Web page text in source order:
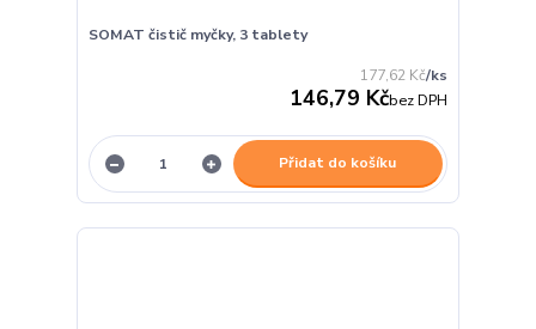
SOMAT čistič myčky, 3 tablety
177,62 Kč/ks
146,79 Kčbez DPH
Přidat do košíku